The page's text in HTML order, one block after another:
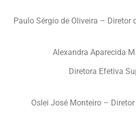
Paulo Sérgio de Oliveira – Diretor
Alexandra Aparecida
Diretora Efetiva
Oslei José Monteiro –